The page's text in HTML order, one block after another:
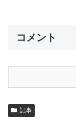
コメント
記事